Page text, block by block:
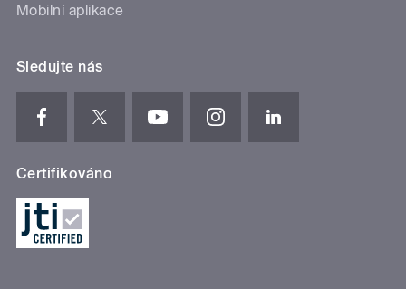
Mobilní aplikace
Sledujte nás
Certifikováno